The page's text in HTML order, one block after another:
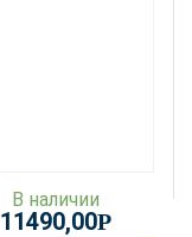
В наличии
11490,00Р